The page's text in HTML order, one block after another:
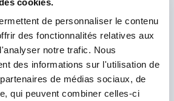
de personnaliser le contenu
des fonctionnalités relatives aux
notre trafic. Nous
des informations sur l'utilisation de
de médias sociaux, de
qui peuvent combiner celles-ci